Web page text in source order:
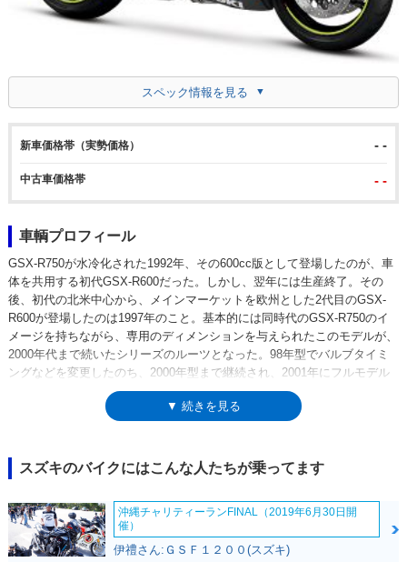
スペック情報を見る
新車価格帯（実勢価格） - -
中古車価格帯 - -
車輌プロフィール
GSX-R750が水冷化された1992年、その600cc版として登場したのが、車
体を共用する初代GSX-R600だった。しかし、翌年には生産終了。その
後、初代の北米中心から、メインマーケットを欧州とした2代目のGSX-
R600が登場したのは1997年のこと。基本的には同時代のGSX-R750のイ
メージを持ちながら、専用のディメンションを与えられたこのモデルが、
2000年代まで続いたシリーズのルーツとなった。98年型でバルブタイミ
ングなどを変更したのち、2000年型まで継続され、2001年にフルモデル
チェンジ。フューエルインジェクションを採用。04年からの4代目では、
これまでのGSX-R750ベースから、GSX-R1000ベースに変更された。これ
ことになった。その後も、2006年、08年とモデルチェンジを繰り返し、
2011年型では、再びGSX-R750と基本を共通化。従来比9kgの軽量化にも
成功していた。以降、2017年モデルまで大きな変更なく生産が続けら
れ、欧州ではいったんラインナップから落ちているが、北米市場では
2018年モデルとして継続販売されていた（本稿作成の2018年7月現在）。
GSX-R600は海外向けモデルであり、日本国内ではモトマップを通じ、
▼ 続きを見る
スズキのバイクにはこんな人たちが乗ってます
沖縄チャリティーランFINAL（2019年6月30日開
催）
伊禮さん:ＧＳＦ１２００(スズキ)